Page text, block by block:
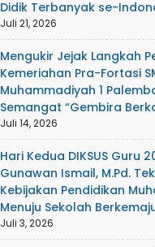
Didik Terbanyak se-
Juli 21, 2026
Mengukir Jejak Langkah
Kemeriahan Pra-Fortasi
Muhammadiyah 1
Semangat “Gembira
Juli 14, 2026
Hari Kedua DIKSUS Guru
Gunawan Ismail, M.Pd.
Kebijakan Pendidikan
Menuju Sekolah
Juli 3, 2026